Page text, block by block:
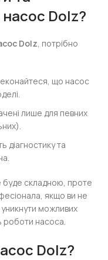
Dolz?
Dolz, потрібно
що насос
лише для певних
діагностику та
буде складною, проте
якщо ви не
можливих
роботи насоса.
Dolz?